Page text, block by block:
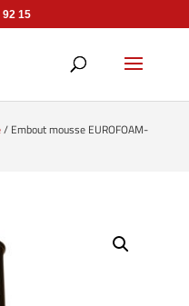
92 15
/ Embout mousse EUROFOAM-